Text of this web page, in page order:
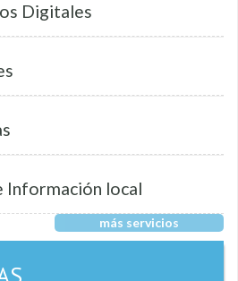
Digitales
Información local
más servicios